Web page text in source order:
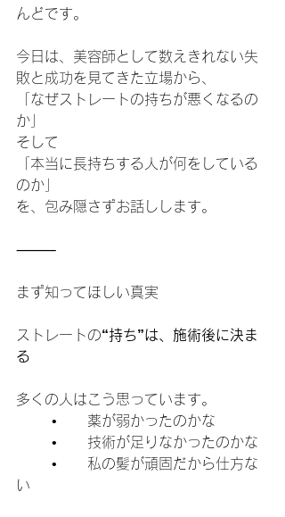
んどです。
今日は、美容師として数えきれない失
敗と成功を見てきた立場から、
「なぜストレートの持ちが悪くなるの
か」
そして
「本当に長持ちする人が何をしている
のか」
を、包み隠さずお話しします。
⸻
まず知ってほしい真実
ストレートの“持ち”は、施術後に決ま
る
多くの人はこう思っています。
	•	薬が弱かったのかな
	•	技術が足りなかったのかな
い